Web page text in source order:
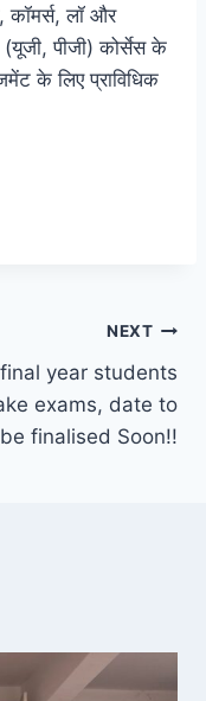
कॉमर्स, लॉ और
पीजी) कोर्सेस के
के लिए प्राविधिक
NEXT
year students
exams, date to
be finalised Soon!!